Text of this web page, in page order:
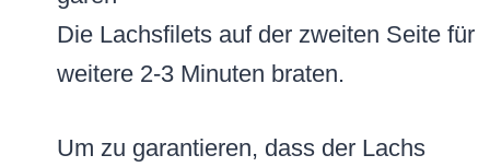
Die Lachsfilets auf der zweiten Seite für
weitere 2-3 Minuten braten.
Um zu garantieren, dass der Lachs